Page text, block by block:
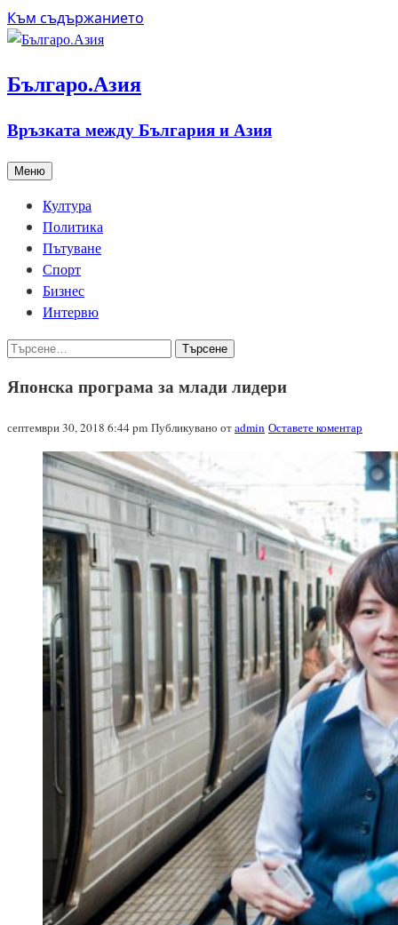
Към съдържанието
Българо.Азия
Връзката между България и Азия
Меню
Култура
Политика
Пътуване
Спорт
Бизнес
Интервю
Търсене
Японска програма за млади лидери
септември 30, 2018 6:44 pm Публикувано отadmin Оставете коментар